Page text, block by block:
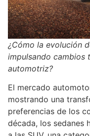
¿Cómo la evolución
impulsando cambios
automotriz?
El mercado
mostrando una
preferencias de los
década, los sedanes